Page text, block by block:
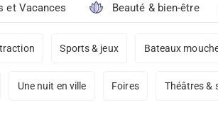
et Vacances Beauté & bien-être
Sports & jeux Bateaux
Une nuit en ville Foires Théâtres &